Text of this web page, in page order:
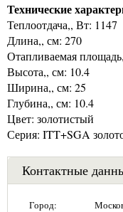
Технические
Теплоотдача,, Вт: 1147
Длина,, см: 270
Отапливаемая
Высота,, см: 10.4
Ширина,, см: 25
Глубина,, см: 10.4
Цвет: золотистый
Серия: ITT+SGA
Контактные
Город: